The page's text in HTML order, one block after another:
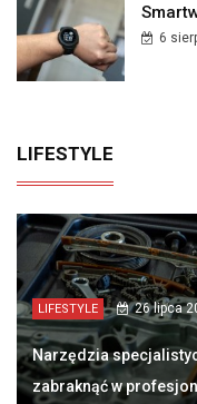
6
LIFESTYLE
LIFESTYLE 26 lipca
Narzędzia
zabraknąć w